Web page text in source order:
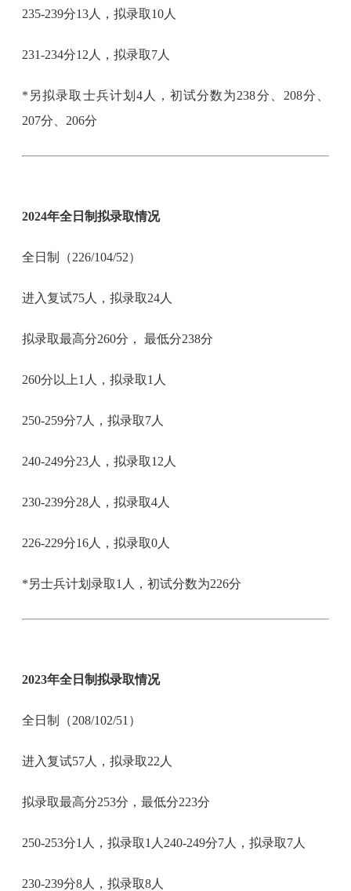
235-239分13人，拟录取10人
231-234分12人，拟录取7人
*另拟录取士兵计划4人，初试分数为238分、208分、
207分、206分
2024年全日制拟录取情况
全日制（226/104/52）
进入复试75人，拟录取24人
拟录取最高分260分， 最低分238分
260分以上1人，拟录取1人
250-259分7人，拟录取7人
240-249分23人，拟录取12人
230-239分28人，拟录取4人
226-229分16人，拟录取0人
*另士兵计划录取1人，初试分数为226分
2023年全日制拟录取情况
全日制（208/102/51）
进入复试57人，拟录取22人
拟录取最高分253分，最低分223分
250-253分1人，拟录取1人240-249分7人，拟录取7人
230-239分8人，拟录取8人